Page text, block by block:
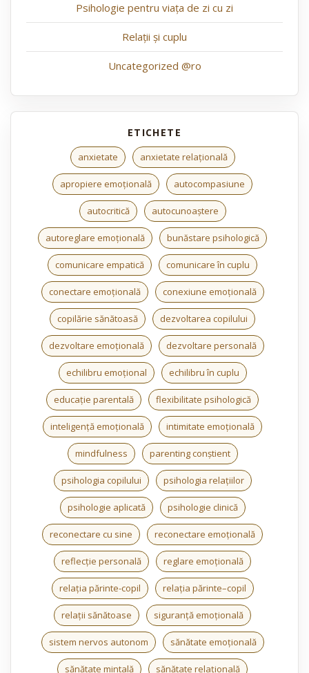
Psihologie pentru viața de zi cu zi
Relații și cuplu
Uncategorized @ro
anxietate anxietate relațională
apropiere emoțională autocompasiune
autocritică autocunoaștere
autoreglare emoțională bunăstare psihologică
comunicare empatică comunicare în cuplu
conectare emoțională conexiune emoțională
copilărie sănătoasă dezvoltarea copilului
dezvoltare emoțională dezvoltare personală
echilibru emoțional echilibru în cuplu
educație parentală flexibilitate psihologică
inteligență emoțională intimitate emoțională
mindfulness parenting conștient
psihologia copilului psihologia relațiilor
psihologie aplicată psihologie clinică
reconectare cu sine reconectare emoțională
reflecție personală reglare emoțională
relația părinte-copil relația părinte–copil
relații sănătoase siguranță emoțională
sistem nervos autonom sănătate emoțională
sănătate mintală sănătate relațională